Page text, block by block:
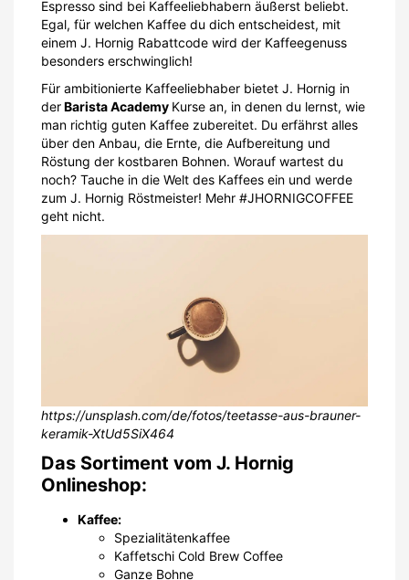
geht nicht.
https://unsplash.com/de/fotos/teetasse-aus-brauner-
keramik-XtUd5SiX464
Spezialitätenkaffee
Kaffetschi Cold Brew Coffee
Ganze Bohne
oder als Softpads
Tee:
Doppelkammer
Triangel
Zubehör
Maschinen & elektronische Mühlen
Gutscheine
Set-Angebote